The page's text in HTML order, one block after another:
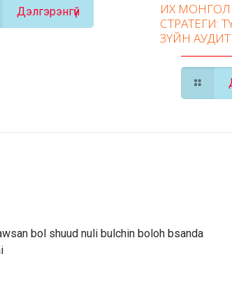
Дэлгэрэнгүй
ИХ МОНГОЛ
СТРАТЕГИ:
ЗҮЙН АУДИТ
bol shuud nuli bulchin boloh bsanda